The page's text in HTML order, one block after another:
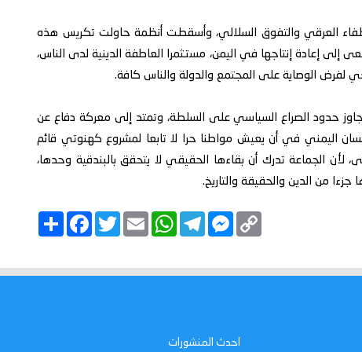
العرقي والتفوق السلالي، وأسقطت أنظمة حاولت تكريس هذه
إلى إعادة إنتاجها في اليمن، مستثمرا العاطفة الدينية لدى الناس،
لفرض الوصاية على المجتمع والدولة والناس كافة.
حدود الصراع السياسي على السلطة، وتمتد إلى معركة دفاع عن
اليمني في أن يعيش مواطنا حرا لا تابعا لمشروع كهنوتي قائم
لأن الجماعة تدرك أن بقاءها الحقيقي لا يتحقق بالبندقية وحدها،
جزءا من الدين والحقيقة والتاريخ.
ا
F
a
b
o
T
w
t
e
E
m
l
W
h
s
A
T
e
g
r
M
e
e
n
C
o
L
i
احدث المنشورات